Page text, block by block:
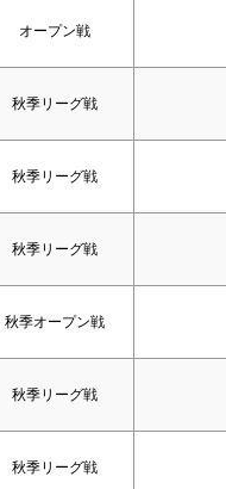
オープン戦
秋季リーグ戦
秋季リーグ戦
秋季リーグ戦
秋季オープン戦
秋季リーグ戦
秋季リーグ戦